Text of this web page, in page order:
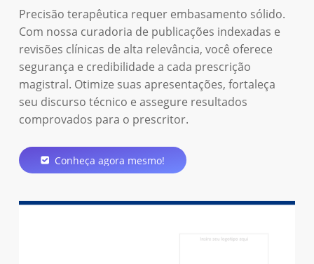
Precisão terapêutica requer embasamento sólido.
Com nossa curadoria de publicações indexadas e
revisões clínicas de alta relevância, você oferece
segurança e credibilidade a cada prescrição
magistral. Otimize suas apresentações, fortaleça
seu discurso técnico e assegure resultados
comprovados para o prescritor.
Conheça agora mesmo!